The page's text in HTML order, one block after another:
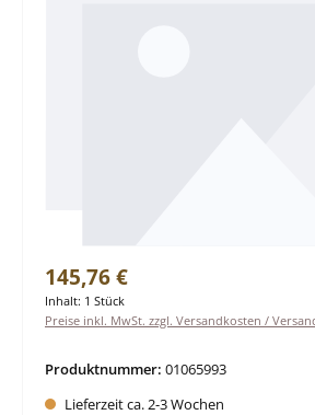
Regulärer Preis:
145,76 €
Inhalt: 1 Stück
Preise inkl. MwSt. zzgl. Versandkosten /
Produktnummer: 01065993
Lieferzeit ca. 2-3 Wochen